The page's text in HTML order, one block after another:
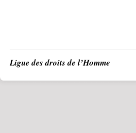
Ligue des droits de l’Homme